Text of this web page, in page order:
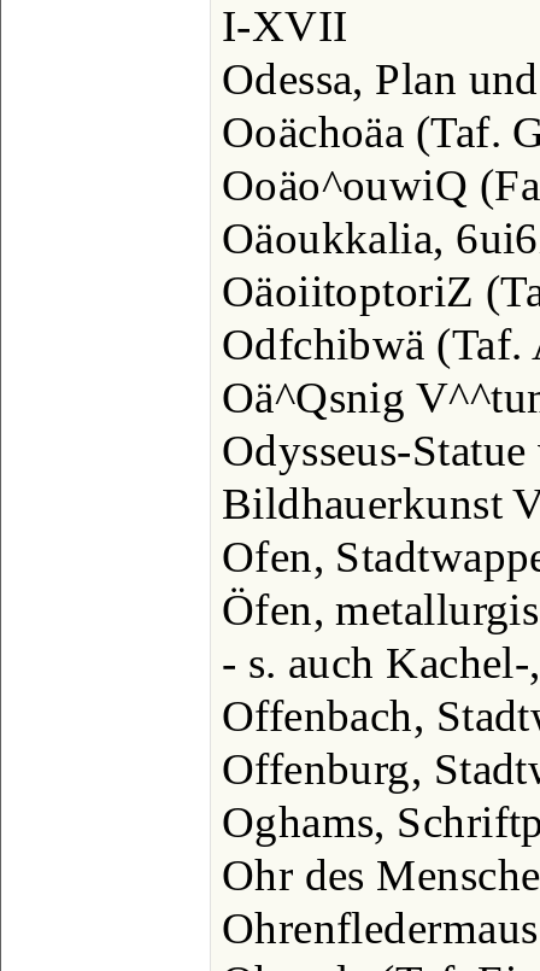
I-XVII
Odessa, Plan
Ooächoäa (Taf.
Ooäo^ouwiQ
Oäoukkalia,
OäoiitoptoriZ
Odfchibwä
Oä^Qsnig
Odysseus-
Bildhauerkunst
Ofen,
Öfen,
- s. auch
Offenbach,
Offenburg,
Oghams,
Ohr des